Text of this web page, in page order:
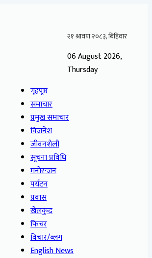
06 August 2026,
Thursday
गृहपृष्ठ
समाचार
प्रमुख समाचार
विजनेश
जीवनशैली
सूचना प्रविधि
मनोरन्जन
पर्यटन
प्रवास
खेलकुद
फिचर
विचार/ब्लग
English News